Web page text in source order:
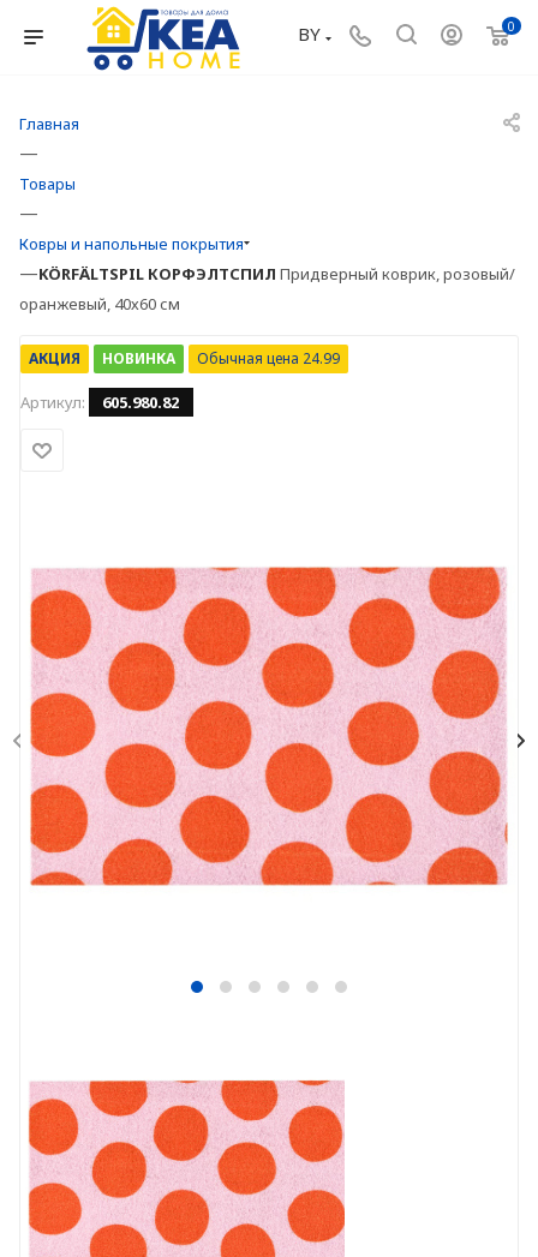
0
BY
Главная
—
Товары
—
Ковры и напольные покрытия
—KÖRFÄLTSPIL КОРФЭЛТСПИЛ Придверный коврик, розовый/
оранжевый, 40х60 см
АКЦИЯ НОВИНКА Обычная цена 24.99
Артикул: 605.980.82